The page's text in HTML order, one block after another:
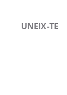
UNEIX-TE